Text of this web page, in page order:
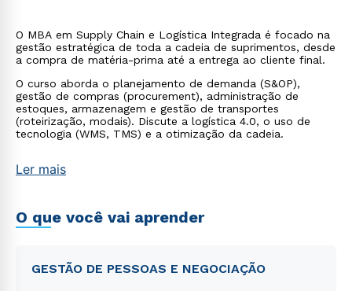
O MBA em Supply Chain e Logística Integrada é focado na
gestão estratégica de toda a cadeia de suprimentos, desde
a compra de matéria-prima até a entrega ao cliente final.
O curso aborda o planejamento de demanda (S&OP),
gestão de compras (procurement), administração de
estoques, armazenagem e gestão de transportes
(roteirização, modais). Discute a logística 4.0, o uso de
tecnologia (WMS, TMS) e a otimização da cadeia.
Ler mais
O que você vai aprender
GESTÃO DE PESSOAS E NEGOCIAÇÃO